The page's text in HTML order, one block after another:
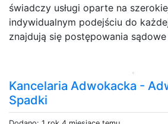
świadczy usługi oparte na
indywidualnym podejściu do
znajdują się postępowania sądowe
Kancelaria Adwokacka -
Spadki